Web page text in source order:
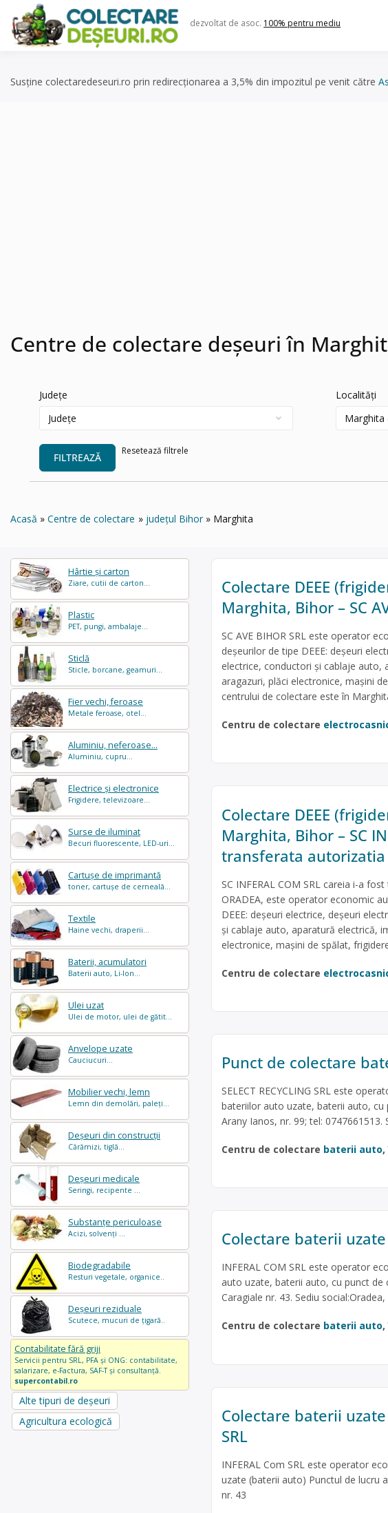
content
dezvoltat de asoc. 100% pentru mediu
Susține colectaredeseuri.ro prin redirecționarea a 3,5% din impozitul pe venit către
Centre de colectare deșeuri în
Județe Localități
FILTREAZĂ
Resetează filtrele
Acasă Centre de colectare județul Bihor Marghita
Hârtie și carton
Ziare, cutii de carton...
Plastic
PET, pungi, ambalaje...
Sticlă
Sticle, borcane, geamuri...
Fier vechi, feroase
Metale feroase, otel...
Aluminiu, neferoase...
Aluminiu, cupru...
Electrice și electronice
Frigidere, televizoare...
Surse de iluminat
Becuri fluorescente, LED-uri...
Cartușe de imprimantă
toner, cartușe de cerneală...
Textile
Haine vechi, draperii...
Baterii, acumulatori
Baterii auto, Li-Ion...
Ulei uzat
Ulei de motor, ulei de gătit...
Anvelope uzate
Cauciucuri...
Mobilier vechi, lemn
Lemn din demolări, paleți...
Deșeuri din construcții
Cărămizi, tiglă...
Deșeuri medicale
Seringi, recipente ...
Substanțe periculoase
Acizi, solvenți ...
Biodegradabile
Resturi vegetale, organice..
Deșeuri reziduale
Scutece, mucuri de țigară..
Contabilitate fără griji
Servicii pentru SRL, PFA și ONG: contabilitate,
salarizare, e-Factura, SAF-T și consultanță.
supercontabil.ro
Alte tipuri de deșeuri
Agricultura ecologică
Colectare DEEE
Marghita, Bihor – SC
SC AVE BIHOR SRL este operator
deșeurilor de tipe DEEE: deșeuri
electrice, conductori și cablaje
aragazuri, plăci electronice, mașini
centrului de colectare este în
Centru de colectare
Colectare DEEE
Marghita, Bihor – SC
transferata autorizatia
SC INFERAL COM SRL careia i-a
ORADEA, este operator economic
DEEE: deșeuri electrice, deșeuri
și cablaje auto, aparatură electrică,
electronice, mașini de spălat,
Centru de colectare
Punct de colectare
SELECT RECYCLING SRL este
bateriilor auto uzate, baterii auto, cu
Arany Ianos, nr. 99; tel:
Centru de colectare baterii auto,
Colectare baterii
INFERAL COM SRL este operator
auto uzate, baterii auto, cu punct de
Caragiale nr. 43. Sediu
Centru de colectare baterii auto,
Colectare baterii
SRL
INFERAL Com SRL este operator
uzate (baterii auto) Punctul de lucru
nr. 43